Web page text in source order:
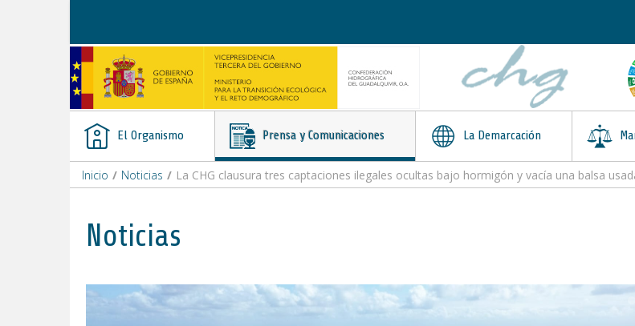
El Organismo Prensa y Comunicaciones La Demarcación
Inicio / Noticias / La CHG clausura tres captaciones ilegales ocultas bajo hormigón y vacía una balsa
Noticias